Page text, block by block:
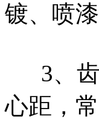
镀、喷
3、齿
心距，